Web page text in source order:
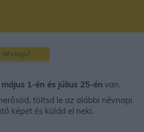
névnap?
május 1-én és július 25-én van.
töltsd le az alábbi névnapi
képet és küldd el neki.